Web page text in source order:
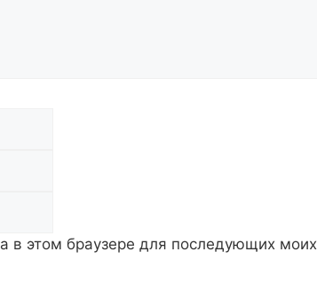
в этом браузере для последующих моих